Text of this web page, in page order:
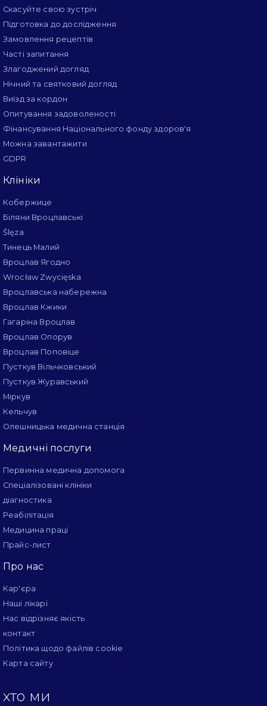
Скасуйте свою зустріч
Підготовка до дослідження
Замовлення рецептів
Часті запитання
Злагоджений догляд
Нічний та святковий догляд
Виїзд за кордон
Опитування задоволеності
Фінансування Національного фонду здоров'я
Можна завантажити
GDPR
Клініки
Кобержице
Біляни Вроцлавські
Ślęza
Тинець Малий
Вроцлав Ягодно
Wrocław Zwycięska
Вроцлавська набережна
Вроцлав Кжики
Гагаріна Вроцлав
Вроцлав Опорув
Вроцлав Поповіце
Пусткув Вільчковський
Пусткув Журавський
Міркув
Кельчув
Олешницька медична станція
Медичні послуги
Первинна медична допомога
Спеціалізовані клініки
діагностика
Реабілітація
Медицина праці
Прайс-лист
Про нас
Кар'єра
Наші лікарі
Нас відрізняє якість
контакт
Політика щодо файлів cookie
Карта сайту
хто ми